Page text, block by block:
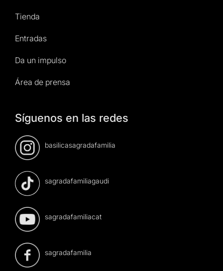
Tienda
Entradas
Da un impulso
Área de prensa
Síguenos en las redes
basilicasagradafamilia
sagradafamiliagaudi
sagradafamiliacat
sagradafamilia